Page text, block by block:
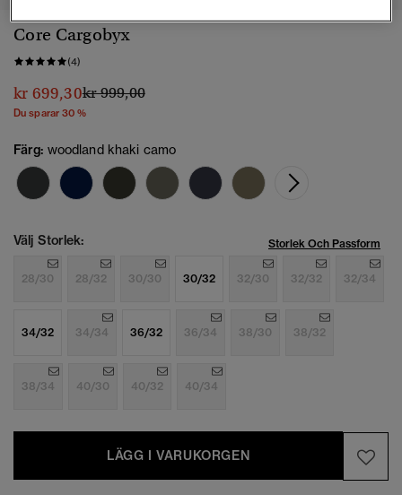
Core Cargobyx
(4)
kr 699,30Pris reducerat från
kr 999,00till
Du sparar 30 %
Färg: woodland khaki camo
Välj Storlek: Storlek Och Passform
28/30 28/32 30/30 30/32 32/30 32/32 32/34
34/32 34/34 36/32 36/34 38/30 38/32
38/34 40/30 40/32 40/34
LÄGG I VARUKORGEN